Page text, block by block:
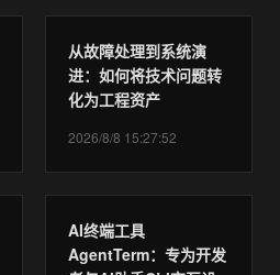
从故障处理到系统演
进：如何将技术问题转
化为工程资产
2026/8/8 15:27:52
AI终端工具
AgentTerm：专为开发